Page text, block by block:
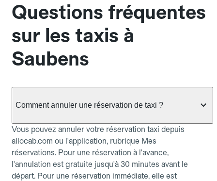
Questions fréquentes
sur les taxis à
Saubens
Comment annuler une réservation de taxi ?
Vous pouvez annuler votre réservation taxi depuis
allocab.com ou l'application, rubrique Mes
réservations. Pour une réservation à l'avance,
l'annulation est gratuite jusqu'à 30 minutes avant le
départ. Pour une réservation immédiate, elle est